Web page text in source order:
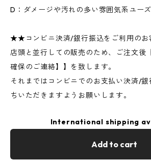
D：ダメージや汚れの多い雰囲気系ユー
★★コンビニ決済/銀行振込をご利用の
店頭と並行しての販売のため、ご注文後
確保のご連絡】】を致します。
それまではコンビニでのお支払い決済/
ちいただきますようお願いします。
International shipping
Add to cart